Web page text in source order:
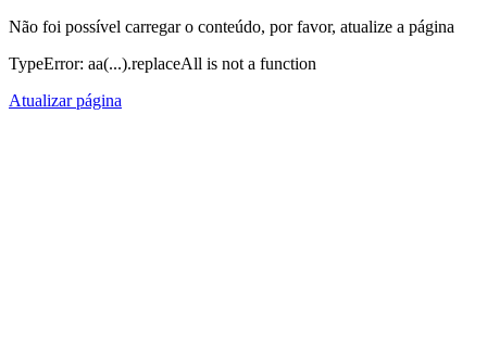
Não foi possível carregar o conteúdo, por favor, atualize a página
TypeError: aa(...).replaceAll is not a function
Atualizar página